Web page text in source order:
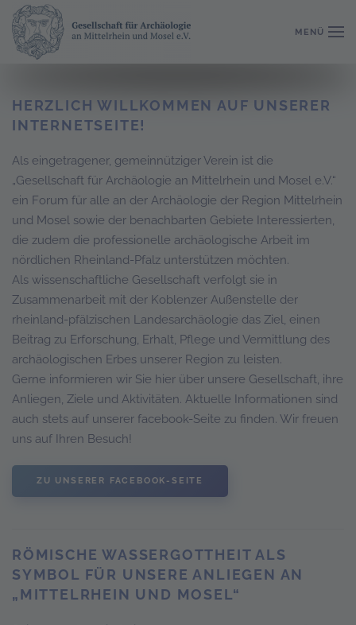
Zum Hauptinhalt springen MENÜ
Willkommen
HERZLICH WILLKOMMEN AUF UNSERER
INTERNETSEITE!
Als eingetragener, gemeinnütziger Verein ist die
„Gesellschaft für Archäologie an Mittelrhein und Mosel e.V.“
ein Forum für alle an der Archäologie der Region Mittelrhein
und Mosel sowie der benachbarten Gebiete Interessierten,
die zudem die professionelle archäologische Arbeit im
nördlichen Rheinland-Pfalz unterstützen möchten.
Als wissenschaftliche Gesellschaft verfolgt sie in
Zusammenarbeit mit der Koblenzer Außenstelle der
rheinland-pfälzischen Landesarchäologie das Ziel, einen
Beitrag zu Erforschung, Erhalt, Pflege und Vermittlung des
archäologischen Erbes unserer Region zu leisten.
Gerne informieren wir Sie hier über unsere Gesellschaft, ihre
Anliegen, Ziele und Aktivitäten. Aktuelle Informationen sind
auch stets auf unserer facebook-Seite zu finden. Wir freuen
uns auf Ihren Besuch!
ZU UNSERER FACEBOOK-SEITE
RÖMISCHE WASSERGOTTHEIT ALS
SYMBOL FÜR UNSERE ANLIEGEN AN
„MITTELRHEIN UND MOSEL“